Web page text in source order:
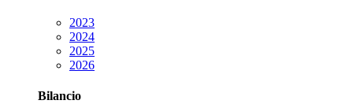
2023
2024
2025
2026
Bilancio